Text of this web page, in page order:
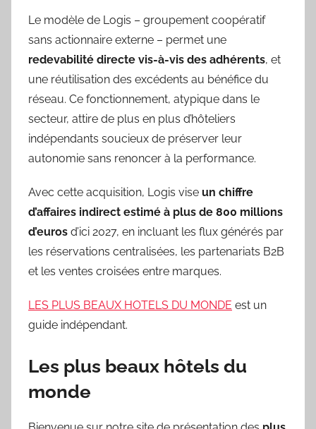
Le modèle de Logis – groupement coopératif
sans actionnaire externe – permet une
redevabilité directe vis-à-vis des adhérents, et
une réutilisation des excédents au bénéfice du
réseau. Ce fonctionnement, atypique dans le
secteur, attire de plus en plus d’hôteliers
indépendants soucieux de préserver leur
autonomie sans renoncer à la performance.
Avec cette acquisition, Logis vise un chiffre
d’affaires indirect estimé à plus de 800 millions
d’euros d’ici 2027, en incluant les flux générés par
les réservations centralisées, les partenariats B2B
et les ventes croisées entre marques.
LES PLUS BEAUX HOTELS DU MONDE est un
guide indépendant.
Les plus beaux hôtels du
monde